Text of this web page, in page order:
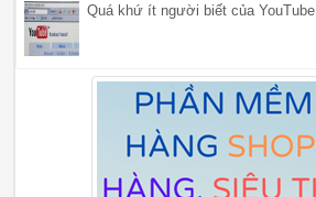
Quá khứ ít người biết của YouTube